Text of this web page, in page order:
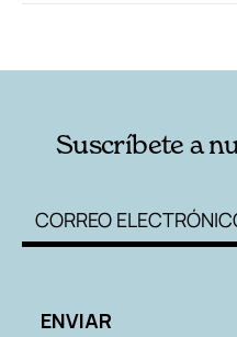
Suscríbete a